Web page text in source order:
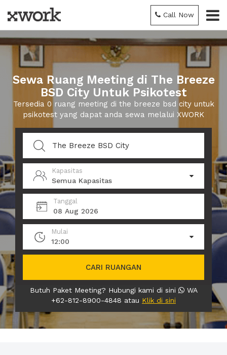
Call Now
Sewa Ruang Meeting di The Breeze
BSD City Untuk Psikotest
Tersedia 0 ruang meeting di the breeze bsd city untuk
psikotest yang dapat anda sewa melalui XWORK
Kapasitas
Semua Kapasitas
Tanggal
08 Aug 2026
Mulai
12:00
CARI RUANGAN
Butuh Paket Meeting? Hubungi kami di sini
WA
+62-812-8900-4848 atau Klik di sini